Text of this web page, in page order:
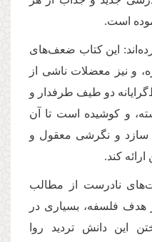
است.
این كتاب ضعف‌هاى
و نیز معضلات ناشى از
دو طیف طرفدار و
و كوشیده است تا آن
و نگرشى معقول و
كند.
نادرست از مطالب
هدف فلسفه، بسیارى در
این دانش تردید روا